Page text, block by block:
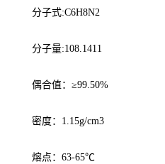
分子式:C6H8N2
分子量:108.1411
偶合值：≥99.50%
密度：1.15g/cm3
熔点：63-65℃